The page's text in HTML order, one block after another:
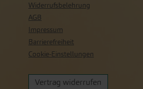
Widerrufsbelehrung
AGB
Impressum
Barrierefreiheit
Cookie-Einstellungen
Vertrag widerrufen